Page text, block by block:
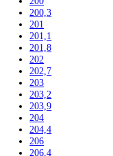
175
176,1
177
177,2
178
178,8
179,3
180
180,8
181,2
181,7
184